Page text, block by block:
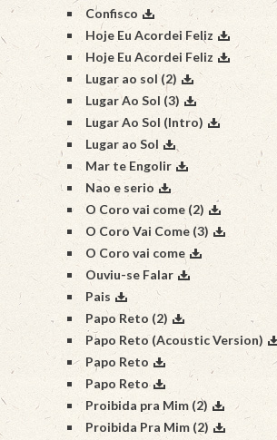
Confisco
Hoje Eu Acordei Feliz
Hoje Eu Acordei Feliz
Lugar ao sol (2)
Lugar Ao Sol (3)
Lugar Ao Sol (Intro)
Lugar ao Sol
Mar te Engolir
Nao e serio
O Coro vai come (2)
O Coro Vai Come (3)
O Coro vai come
Ouviu-se Falar
Pais
Papo Reto (2)
Papo Reto (Acoustic Version)
Papo Reto
Papo Reto
Proibida pra Mim (2)
Proibida Pra Mim (2)